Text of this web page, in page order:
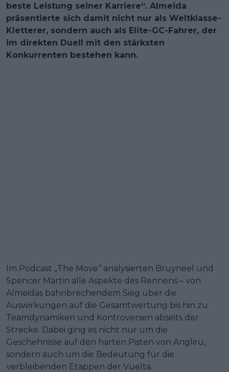
beste Leistung seiner Karriere“. Almeida
präsentierte sich damit nicht nur als Weltklasse-
Kletterer, sondern auch als Elite-GC-Fahrer, der
im direkten Duell mit den stärksten
Konkurrenten bestehen kann.
Im Podcast „The Move“ analysierten Bruyneel und
Spencer Martin alle Aspekte des Rennens – von
Almeidas bahnbrechendem Sieg über die
Auswirkungen auf die Gesamtwertung bis hin zu
Teamdynamiken und Kontroversen abseits der
Strecke. Dabei ging es nicht nur um die
Geschehnisse auf den harten Pisten von Angliru,
sondern auch um die Bedeutung für die
verbleibenden Etappen der Vuelta.